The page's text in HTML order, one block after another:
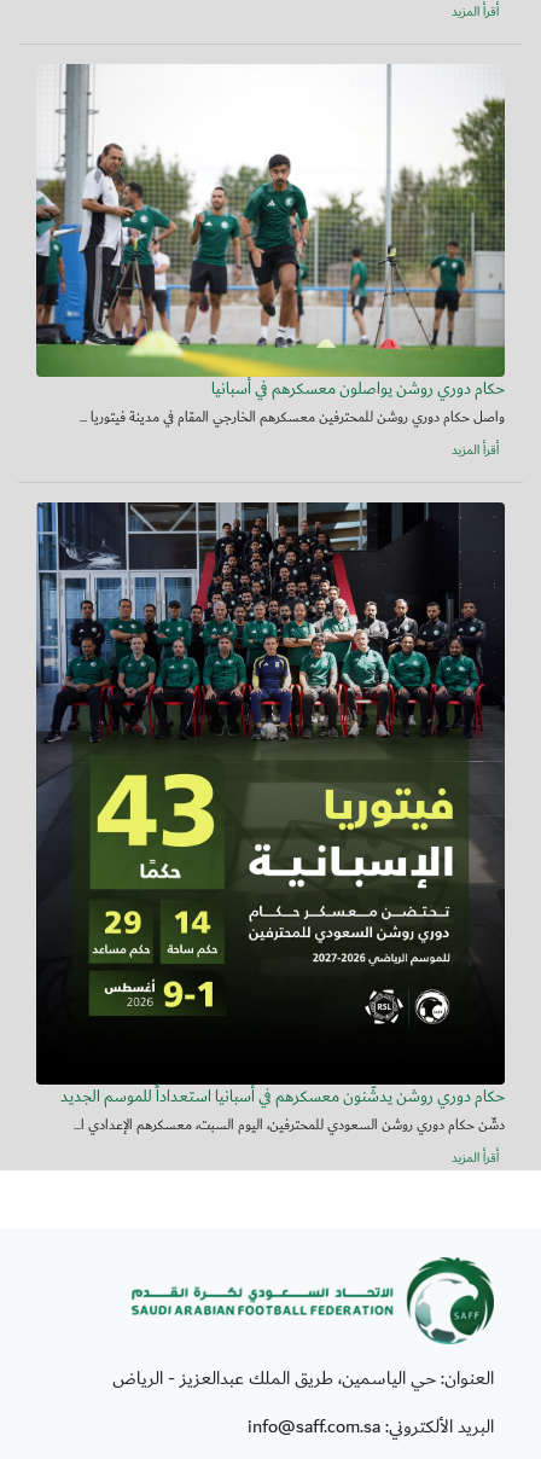
أقرأ المزيد
حكام دوري روشن يواصلون معسكرهم في أسبانيا
واصل حكام دوري روشن للمحترفين معسكرهم الخارجي المقام في مدينة فيتوريا ...
أقرأ المزيد
حكام دوري روشن يدشّنون معسكرهم في أسبانيا استعداداً للموسم الجديد
دشّن حكام دوري روشن السعودي للمحترفين، اليوم السبت، معسكرهم الإعدادي ا...
أقرأ المزيد
العنوان: حي الياسمين، طريق الملك عبدالعزيز - الرياض
البريد الألكتروني: info@saff.com.sa